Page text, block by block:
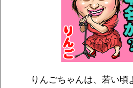
りんごちゃんは、若い頃